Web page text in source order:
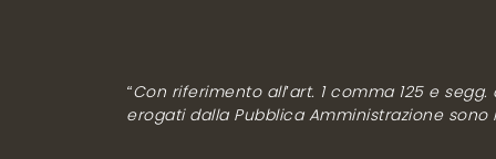
“Con riferimento all’art. 1 comma 125 e
erogati dalla Pubblica Amministrazione